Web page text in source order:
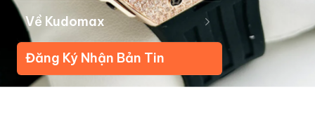
Về Kudomax
Đăng Ký Nhận Bản Tin